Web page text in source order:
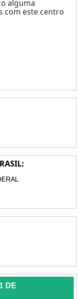
alguma
com este centro
DE